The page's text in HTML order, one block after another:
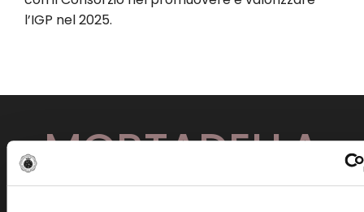
l’IGP nel 2025.
MORTADELLA